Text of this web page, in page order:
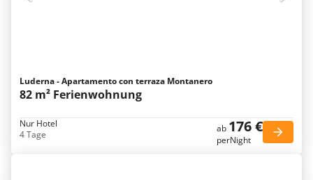
Luderna - Apartamento con terraza Montanero
82 m² Ferienwohnung
Nur Hotel
4 Tage
ab 176 €
perNight